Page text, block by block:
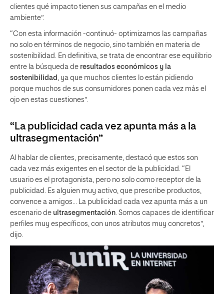
clientes qué impacto tienen sus campañas en el medio
ambiente”.
“Con esta información -continuó- optimizamos las campañas
no solo en términos de negocio, sino también en materia de
sostenibilidad. En definitiva, se trata de encontrar ese equilibrio
entre la búsqueda de resultados económicos y la
sostenibilidad
, ya que muchos clientes lo están pidiendo
porque muchos de sus consumidores ponen cada vez más el
ojo en estas cuestiones”.
“La publicidad cada vez apunta más a la
ultrasegmentación”
Al hablar de clientes, precisamente, destacó que estos son
cada vez más exigentes en el sector de la publicidad. “El
usuario es el protagonista, pero no solo como receptor de la
publicidad. Es alguien muy activo, que prescribe productos,
convence a amigos… La publicidad cada vez apunta más a un
escenario de ultrasegmentación . Somos capaces de identificar
perfiles muy específicos, con unos atributos muy concretos”,
dijo.